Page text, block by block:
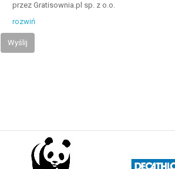
przez Gratisownia.pl sp. z o.o.
rozwiń
Wyślij